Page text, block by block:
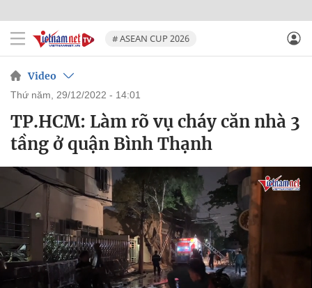
# ASEAN CUP 2026
Video
thứ năm, 29/12/2022 - 14:01
TP.HCM: Làm rõ vụ cháy căn nhà 3
tầng ở quận Bình Thạnh